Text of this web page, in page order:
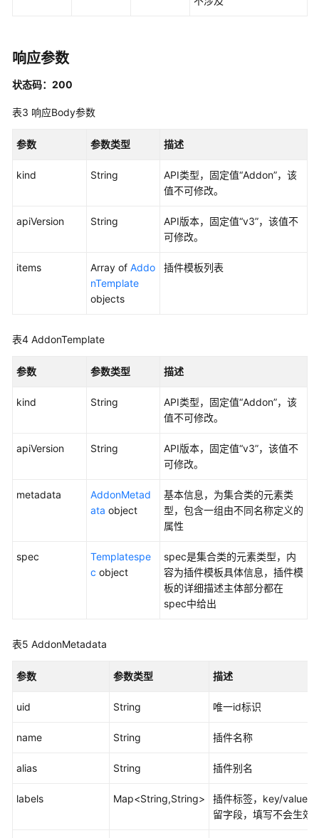
-
ListAutopilotAddonTemplates
新
AddonInstance
-
ListAutopilotAddonInstances
集
响应参数
状态码：200
表3 响应Body参数
参数 参数类型 描述
kind String
API类型，固定值“Addon”，该
值不可修改。
apiVersion String
API版本，固定值“v3”，该值不
可修改。
items Array of Addo
nTemplate
objects
插件模板列表
表4 AddonTemplate
参数 参数类型 描述
kind String
API类型，固定值“Addon”，该
值不可修改。
apiVersion String
API版本，固定值“v3”，该值不
可修改。
metadata
AddonMetad
ata object
基本信息，为集合类的元素类
型，包含一组由不同名称定义的
属性
spec
Templatespe
c object
spec是集合类的元素类型，内
容为插件模板具体信息，插件模
板的详细描述主体部分都在
spec中给出
表5 AddonMetadata
参数 参数类型 描述
uid String 唯一id标识
name String 插件名称
alias String 插件别名
labels Map<String,String>
插件标签，key/value
留字段，填写不会生效